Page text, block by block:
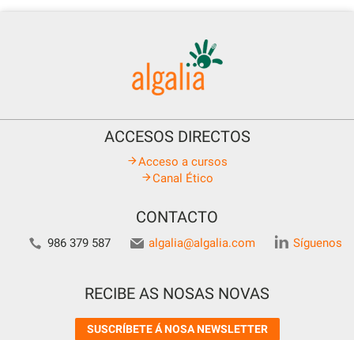
ACCESOS DIRECTOS
Acceso a cursos
Canal Ético
CONTACTO
986 379 587 algalia@algalia.com Síguenos
RECIBE AS NOSAS NOVAS
SUSCRÍBETE Á NOSA NEWSLETTER